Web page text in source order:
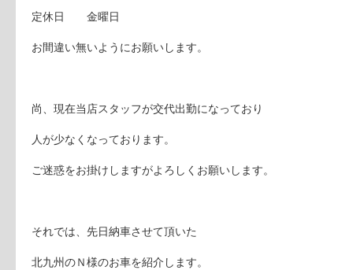
定休日 金曜日
お間違い無いようにお願いします。
尚、現在当店スタッフが交代出勤になっており
人が少なくなっております。
ご迷惑をお掛けしますがよろしくお願いします。
それでは、先日納車させて頂いた
北九州のＮ様のお車を紹介します。